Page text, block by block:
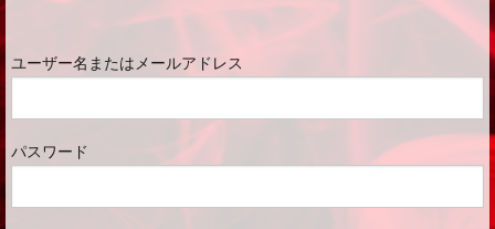
ユーザー名またはメールアドレス
パスワード